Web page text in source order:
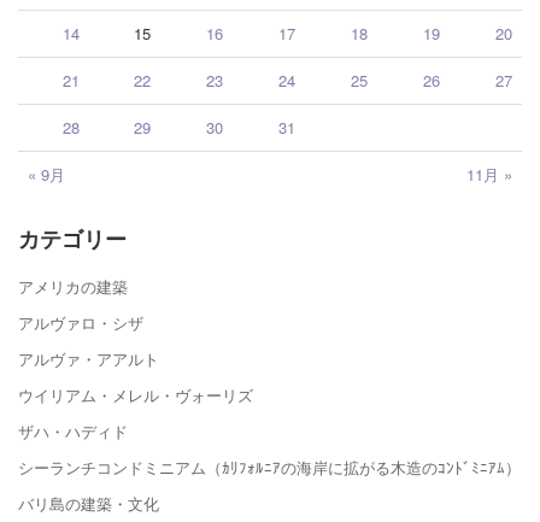
« 9月 11月 »
14 15 16 17 18 19 20
21 22 23 24 25 26 27
28 29 30 31
カテゴリー
アメリカの建築
アルヴァロ・シザ
アルヴァ・アアルト
ウイリアム・メレル・ヴォーリズ
ザハ・ハディド
シーランチコンドミニアム（ｶﾘﾌｫﾙﾆｱの海岸に拡がる木造のｺﾝﾄﾞﾐﾆｱﾑ）
バリ島の建築・文化